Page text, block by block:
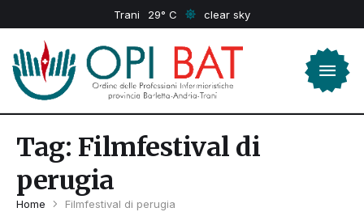
Trani 29 clear sky
Tag: Filmfestival di
perugia
Home Filmfestival di perugia